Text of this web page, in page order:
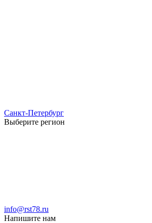
Санкт-Петербург
Выберите регион
info@rst78.ru
Напишите нам